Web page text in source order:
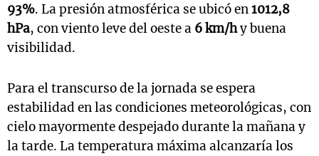
93%. La presión atmosférica se ubicó en1012,8
hPa, con viento leve del oeste a 6 km/hy buena
visibilidad.
Para el transcurso de la jornada se espera
estabilidad en las condiciones meteorológicas, con
cielo mayormente despejado durante la mañana y
la tarde. La temperatura máxima alcanzaría los